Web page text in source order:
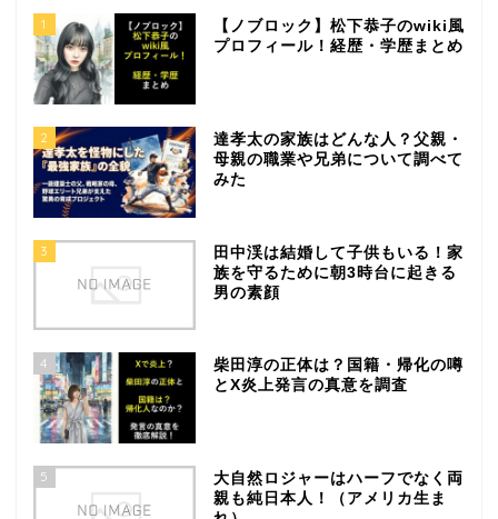
1
【ノブロック】松下恭子のwiki風
プロフィール！経歴・学歴まとめ
2
達孝太の家族はどんな人？父親・
母親の職業や兄弟について調べて
みた
3
田中渓は結婚して子供もいる！家
族を守るために朝3時台に起きる
男の素顔
4
柴田淳の正体は？国籍・帰化の噂
とX炎上発言の真意を調査
5
大自然ロジャーはハーフでなく両
親も純日本人！（アメリカ生ま